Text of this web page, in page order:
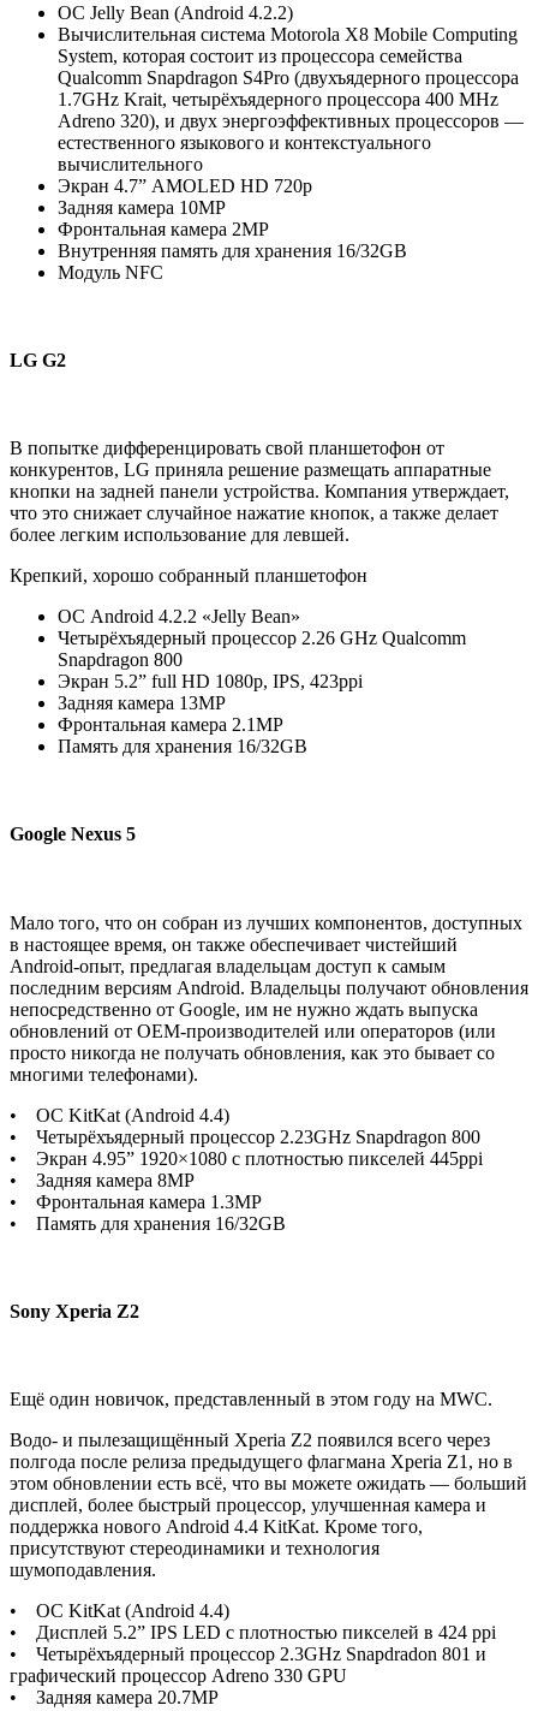
ОС Jelly Bean (Android 4.2.2)
Вычислительная система Motorola X8 Mobile Computing
System, которая состоит из процессора семейства
Qualcomm Snapdragon S4Pro (двухъядерного процессора
1.7GHz Krait, четырёхъядерного процессора 400 MHz
Adreno 320), и двух энергоэффективных процессоров —
естественного языкового и контекстуального
вычислительного
Экран 4.7” AMOLED HD 720p
Задняя камера 10MP
Фронтальная камера 2MP
Внутренняя память для хранения 16/32GB
Модуль NFC
LG G2
В попытке дифференцировать свой планшетофон от
конкурентов, LG приняла решение размещать аппаратные
кнопки на задней панели устройства. Компания утверждает,
что это снижает случайное нажатие кнопок, а также делает
более легким использование для левшей.
Крепкий, хорошо собранный планшетофон
ОС Android 4.2.2 «Jelly Bean»
Четырёхъядерный процессор 2.26 GHz Qualcomm
Snapdragon 800
Экран 5.2” full HD 1080p, IPS, 423ppi
Задняя камера 13MP
Фронтальная камера 2.1MP
Память для хранения 16/32GB
Google Nexus 5
Мало того, что он собран из лучших компонентов, доступных
в настоящее время, он также обеспечивает чистейший
Android-опыт, предлагая владельцам доступ к самым
последним версиям Android. Владельцы получают обновления
непосредственно от Google, им не нужно ждать выпуска
обновлений от OEM-производителей или операторов (или
просто никогда не получать обновления, как это бывает со
многими телефонами).
• ОС KitKat (Android 4.4)
• Четырёхъядерный процессор 2.23GHz Snapdragon 800
• Экран 4.95” 1920×1080 с плотностью пикселей 445ppi
• Задняя камера 8MP
• Фронтальная камера 1.3MP
• Память для хранения 16/32GB
Sony Xperia Z2
Ещё один новичок, представленный в этом году на MWC.
Водо- и пылезащищённый Xperia Z2 появился всего через
полгода после релиза предыдущего флагмана Xperia Z1, но в
этом обновлении есть всё, что вы можете ожидать — больший
дисплей, более быстрый процессор, улучшенная камера и
поддержка нового Android 4.4 KitKat. Кроме того,
присутствуют стереодинамики и технология
шумоподавления.
• ОС KitKat (Android 4.4)
• Дисплей 5.2” IPS LED с плотностью пикселей в 424 ppi
• Четырёхъядерный процессор 2.3GHz Snapdradon 801 и
графический процессор Adreno 330 GPU
• Задняя камера 20.7MP